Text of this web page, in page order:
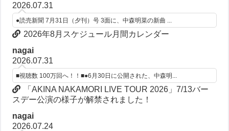
2026.07.31
●読売新聞 7月31日（夕刊）号 3面に、中森明菜の新曲 ...
2026年8月スケジュール月間カレンダー
nagai
2026.07.31
■視聴数 100万回へ！！■●6月30日に公開された、中森明...
「AKINA NAKAMORI LIVE TOUR 2026」7/13バー
スデー公演の様子が解禁されました！
nagai
2026.07.24